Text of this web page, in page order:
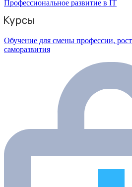
Профессиональное развитие в IT
Обучение для смены профессии,
саморазвития